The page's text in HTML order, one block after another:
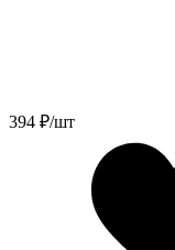
394 ₽/шт